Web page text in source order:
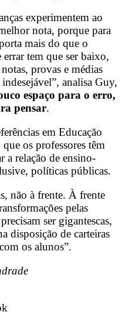
experimentem ao
nota, porque para
mais do que o
tem que ser baixo,
provas e médias
analisa Guy,
espaço para o erro,
pensar.
em Educação
os professores têm
a relação de ensino-
políticas públicas.
não à frente. À frente
pelas
ser gigantescas,
disposição de carteiras
os alunos”.